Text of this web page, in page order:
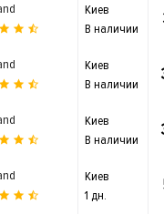
Киев
В наличии
Киев
В наличии
Киев
В наличии
Киев
1 дн.